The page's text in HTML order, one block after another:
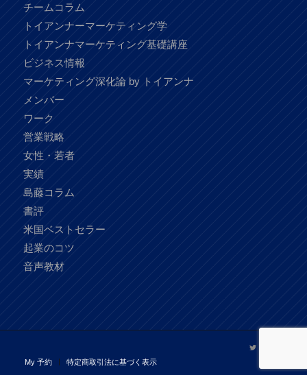
チームコラム
トイアンナーマーケティング学
トイアンナマーケティング基礎講座
ビジネス情報
マーケティング深化論 by トイアンナ
メンバー
ワーク
営業戦略
女性・若者
実績
島藤コラム
書評
米国ベストセラー
起業のコツ
音声教材
My 予約 特定商取引法に基づく表示